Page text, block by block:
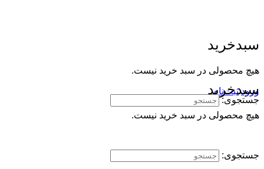
سبدخرید
هیچ محصولی در سبد خرید نیست.
ورود ثبت‌نام
سبدخرید
هیچ محصولی در سبد خرید نیست.
جستجوی:
جستجوی: